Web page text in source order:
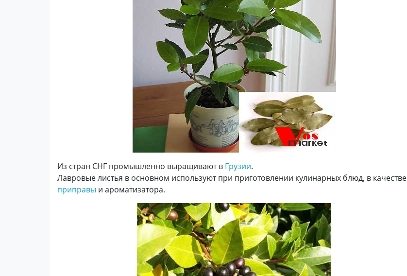
Из стран СНГ промышленно выращивают в Грузии.
Лавровые листья в основном используют при приготовлении кулинарных блюд, в качестве
приправы и ароматизатора.